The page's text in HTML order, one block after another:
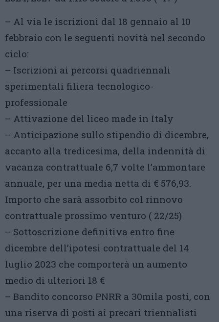
– Al via le iscrizioni dal 18 gennaio al 10
febbraio con le seguenti novità nel secondo
ciclo:
– Iscrizioni ai percorsi quadriennali
sperimentali filiera tecnologico-
professionale
– Attivazione del liceo made in Italy
– Anticipazione sullo stipendio di dicembre,
accanto alla tredicesima, della indennità di
vacanza contrattuale 6,7 volte l’ammontare
annuale, per una media netta di € 576,93.
Importo che sarà assorbito col rinnovo
contrattuale prossimo venturo ( 22/25)
– Sottoscrizione definitiva entro fine
dicembre dell’ipotesi contrattuale del 14
luglio 2023 che comporterà un aumento
medio di ulteriori 18 €
– Bandito concorso PNRR a 30mila posti, con
una riserva di posti ai precari triennalisti